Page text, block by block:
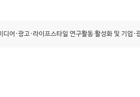
어·광고·라이프스타일 연구활동 활성화 및 기업·